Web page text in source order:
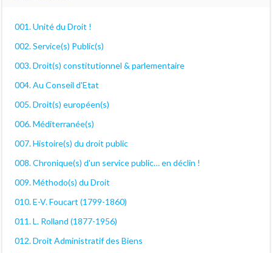
001. Unité du Droit !
002. Service(s) Public(s)
003. Droit(s) constitutionnel & parlementaire
004. Au Conseil d'Etat
005. Droit(s) européen(s)
006. Méditerranée(s)
007. Histoire(s) du droit public
008. Chronique(s) d'un service public… en déclin !
009. Méthodo(s) du Droit
010. E-V. Foucart (1799-1860)
011. L. Rolland (1877-1956)
012. Droit Administratif des Biens